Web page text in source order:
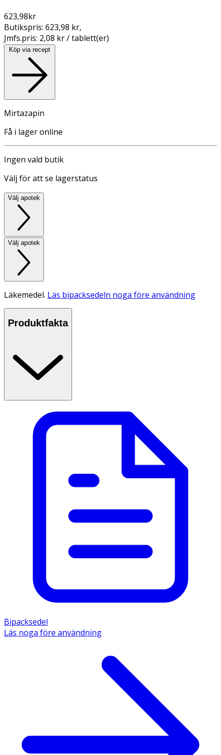
623,98kr
Butikspris: 623,98 kr,
Jmfs.pris: 2,08 kr / tablett(er)
Köp via recept
Mirtazapin
Få i lager online
Ingen vald butik
Välj för att se lagerstatus
Välj apotek
Välj apotek
Läkemedel. Läs bipacksedeln noga före användning
Produktfakta
Bipacksedel
Läs noga före användning